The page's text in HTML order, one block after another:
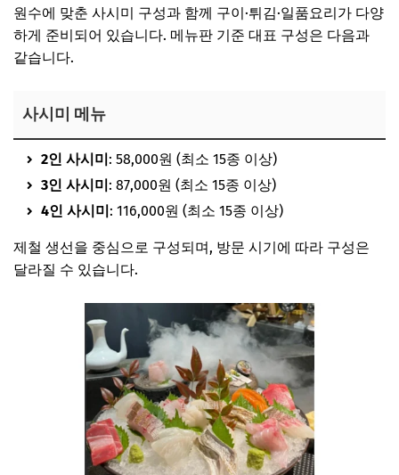
원수에 맞춘 사시미 구성과 함께 구이·튀김·일품요리가 다양
하게 준비되어 있습니다. 메뉴판 기준 대표 구성은 다음과
같습니다.
사시미 메뉴
2인 사시미: 58,000원 (최소 15종 이상)
3인 사시미: 87,000원 (최소 15종 이상)
4인 사시미: 116,000원 (최소 15종 이상)
제철 생선을 중심으로 구성되며, 방문 시기에 따라 구성은
달라질 수 있습니다.